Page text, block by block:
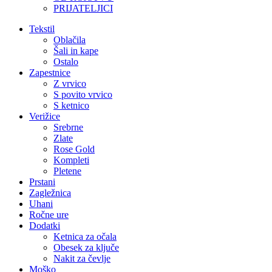
PRIJATELJICI
Tekstil
Oblačila
Šali in kape
Ostalo
Zapestnice
Z vrvico
S povito vrvico
S ketnico
Verižice
Srebrne
Zlate
Rose Gold
Kompleti
Pletene
Prstani
Zagležnica
Uhani
Ročne ure
Dodatki
Ketnica za očala
Obesek za ključe
Nakit za čevlje
Moško